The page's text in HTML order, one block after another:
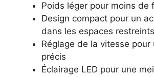
Poids léger pour moins de
Design compact pour un
dans les espaces restreints
Réglage de la vitesse pour
précis
Éclairage LED pour une